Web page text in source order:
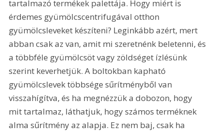
tartalmazó termékek palettája. Hogy miért is
érdemes gyümölcscentrifugával otthon
gyümölcsleveket készíteni? Leginkább azért, mert
abban csak az van, amit mi szeretnénk beletenni, és
a többféle gyümölcsöt vagy zöldséget ízlésünk
szerint keverhetjük. A boltokban kapható
gyümölcslevek többsége sűrítményből van
visszahígítva, és ha megnézzük a dobozon, hogy
mit tartalmaz, láthatjuk, hogy számos terméknek
alma sűrítmény az alapja. Ez nem baj, csak ha